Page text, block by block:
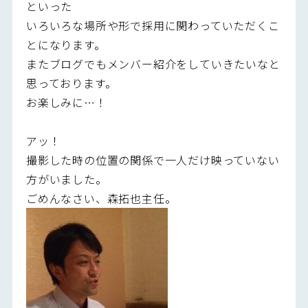
といった
いろいろな場所や形で採用に関わっていただくこ
とになります。
またブログでもメンバー紹介をしていきたいなと
思っております。
お楽しみに…！
アッ！
撮影した時の位置の関係で一人だけ映っていない
方がいました。
ごめんなさい、森拓也主任。